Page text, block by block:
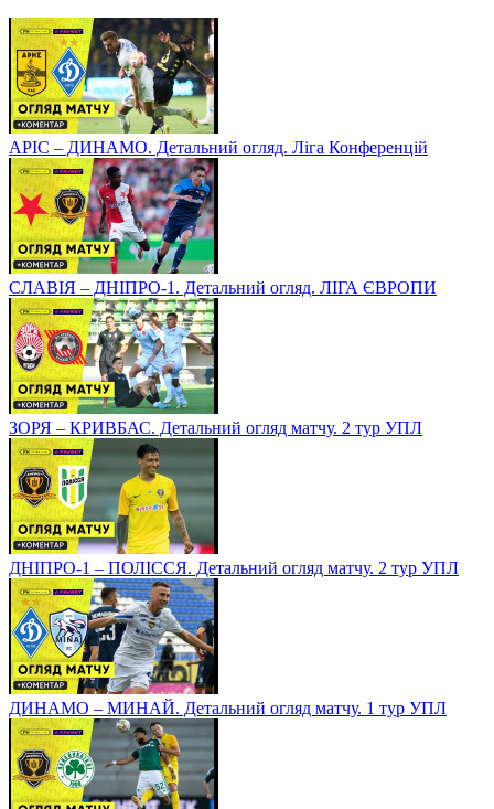
АРІС – ДИНАМО. Детальний огляд. Ліга Конференцій
СЛАВІЯ – ДНІПРО-1. Детальний огляд. ЛІГА ЄВРОПИ
ЗОРЯ – КРИВБАС. Детальний огляд матчу. 2 тур УПЛ
ДНІПРО-1 – ПОЛІССЯ. Детальний огляд матчу. 2 тур УПЛ
ДИНАМО – МИНАЙ. Детальний огляд матчу. 1 тур УПЛ